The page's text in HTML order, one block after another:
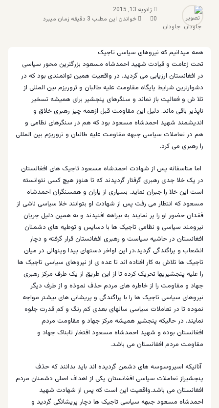
جاودان
ژانویه 13, 2015
0
خواندن این مطلب 3 دقیقه زمان میبرد
همه میدانیم که نیروهای سیاسی تاجیک
تحت زعامت و قیادت شهید احمدشاه مسعود بزرگترین محور سیاسی
در افغانستان ارزیابی می گردید. در واقعیت همین توانمندی بود که در
دشوارترین شرایط پایگاه مقاومت علیه طالبان و تروریزم بین المللی از
تلا ش و فعالیت باز نماند و سنگرهای پنجشیر برای همیشه تسخیر
ناپذیر باقی ماند. دلیل این مقاومت قبل ازهمه چیز رهبری خلاق و
اندیشمند شهید احمدشاه مسعود بود که هم در سنگرهای نظامی و
هم در تعاملات سیاسی جبهه مقاومت علیه طالبان و تروریزم بین المللی
را رهبری می کرد.
اما متاسفانه پس از شهادت احمدشاه مسعود تاجیک های افغانستان
در یک خلا جدی رهبری گرفتار گردیدند که تا هنوز هیچ کسی نتوانسته
است این خلا را جبران نماید. بسیاری از یاران و همسنگران احمدشاه
مسعود که انتظار می رفت پس از شهادت او بتوانند خلا سیاسی ناشی از
فقدان حضور او را پر نمایند به بیراهه افتیدند و به همین دلیل جریان
نیرومند سیاسی و نظامی تاجیک ها با دسایس و توطیه های دشمنان
افغانستان در حاشیه سیاست و رهبری افغانستان قرار گرفته و دچار
انشعاب و پراگندگی گردید.در این اواخر دستهای پیدا وپنهانی در میان
تاجیک ها تلاش به کار افتاده اند تا عده ی از نیروهای سیاسی تاجیک ها
را علیه پنجشیریها تحریک کرده تا از این طریق از یک طرف مرکز رهبری
جهاد و مقاومت را از خاطره های مردم حذف نموذه و از طرف دیگر
نیروهای سیاسی تاجیک ها را با پراگندگی و پریشانی های بیشتر مواجه
نموده تا در تعاملات سیاسی سالهای بعدی کم رنگ و کم قدرت جلوه
نمایند. در حالیکه پنجشیر همیشه مرکز جهاد و مقاومت مردم
افغانستان بوده و شهید احمدشاه مسعود افتخار تابناک جهاد و
مقاومت مردم افغانستان می باشد.
آنانیکه اسیروسوسه های دشمن گردیده اند باید بدانند که حذف
پنجشیراز تعاملات سیاسی افغانستان یکی از اهداف اصلی دشمنان مردم
افغانستان می باشد.واقعیت این است که پس از شهادت شهید
احمدشاه مسعود جبهه سیاسی تاجیک ها دچار پریشانگی گردید و